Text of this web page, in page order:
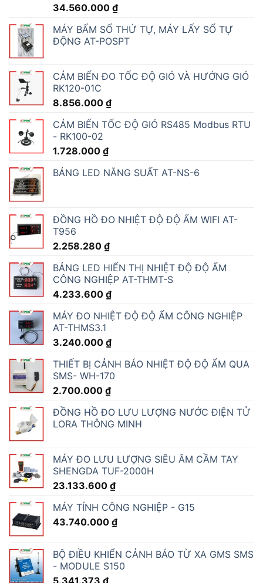
34.560.000 ₫
MÁY BẤM SỐ THỨ TỰ, MÁY LẤY SỐ TỰ
ĐỘNG AT-POSPT
CẢM BIẾN ĐO TỐC ĐỘ GIÓ VÀ HƯỚNG GIÓ
RK120-01C
8.856.000 ₫
CẢM BIẾN TỐC ĐỘ GIÓ RS485 Modbus RTU
- RK100-02
1.728.000 ₫
BẢNG LED NĂNG SUẤT AT-NS-6
ĐỒNG HỒ ĐO NHIỆT ĐỘ ĐỘ ẨM WIFI AT-
T956
2.258.280 ₫
BẢNG LED HIỂN THỊ NHIỆT ĐỘ ĐỘ ẨM
CÔNG NGHIỆP AT-THMT-S
4.233.600 ₫
MÁY ĐO NHIỆT ĐỘ ĐỘ ẨM CÔNG NGHIỆP
AT-THMS3.1
3.240.000 ₫
THIẾT BỊ CẢNH BÁO NHIỆT ĐỘ ĐỘ ẨM QUA
SMS- WH-170
2.700.000 ₫
ĐỒNG HỒ ĐO LƯU LƯỢNG NƯỚC ĐIỆN TỬ
LORA THÔNG MINH
MÁY ĐO LƯU LƯỢNG SIÊU ÂM CẦM TAY
SHENGDA TUF-2000H
23.133.600 ₫
MÁY TÍNH CÔNG NGHIỆP - G15
43.740.000 ₫
BỘ ĐIỀU KHIỂN CẢNH BÁO TỪ XA GMS SMS
- MODULE S150